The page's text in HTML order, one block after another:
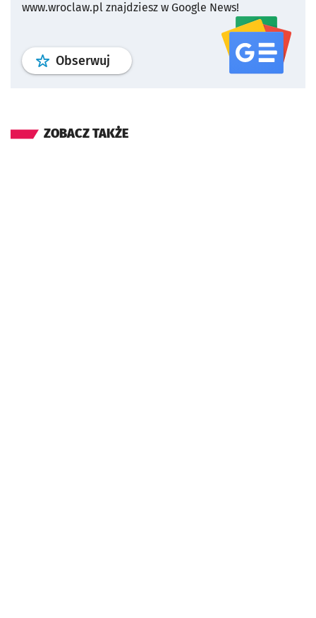
www.wroclaw.pl znajdziesz w Google News!
Obserwuj profil serwisu
ZOBACZ TAKŻE